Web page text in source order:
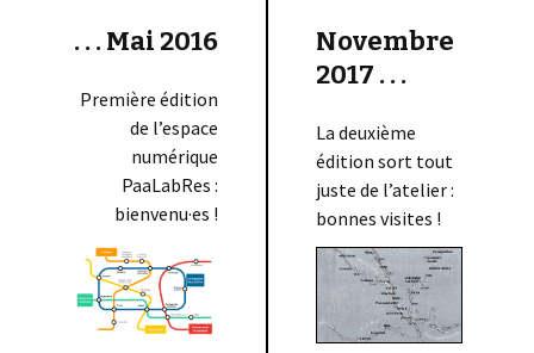
. . . Mai 2016
Première édition
de l’espace
numérique
PaaLabRes :
bienvenu·es !
Novembre
2017 . . .
La deuxième
édition sort tout
juste de l’atelier :
bonnes visites !